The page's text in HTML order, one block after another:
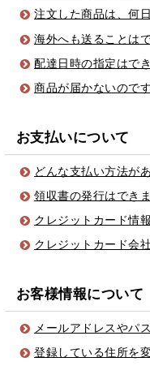
注文した商品は、何
海外へも送ることは
配達日時の指定はで
商品が届かないのです
お支払いについて
どんな支払い方法が
領収書の発行はでき
クレジットカード情
クレジットカード会
お客様情報について
メールアドレスやパ
登録している住所を